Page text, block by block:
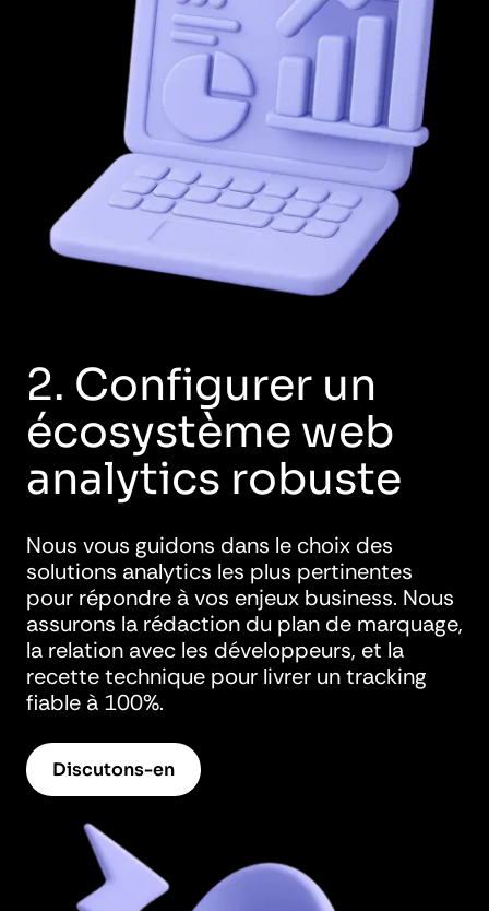
2. Configurer un
écosystème web
analytics robuste
Nous vous guidons dans le choix des
solutions analytics les plus pertinentes
pour répondre à vos enjeux business. Nous
assurons la rédaction du plan de marquage,
la relation avec les développeurs, et la
recette technique pour livrer un tracking
fiable à 100%.
Discutons-en